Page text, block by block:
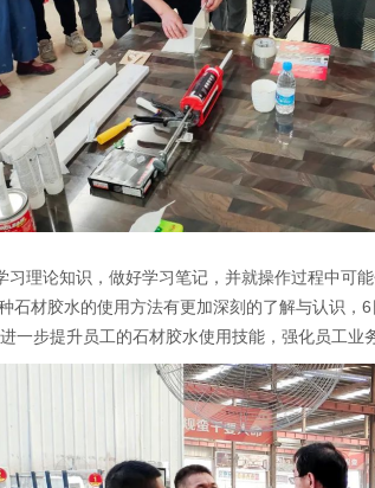
理论知识，做好学习笔记，并就操作过程中可
石材胶水的使用方法有更加深刻的了解与认识，
一步提升员工的石材胶水使用技能，强化员工业